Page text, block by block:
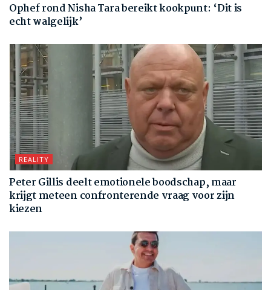
Ophef rond Nisha Tara bereikt kookpunt: ‘Dit is
echt walgelijk’
REALITY
Peter Gillis deelt emotionele boodschap, maar
krijgt meteen confronterende vraag voor zijn
kiezen